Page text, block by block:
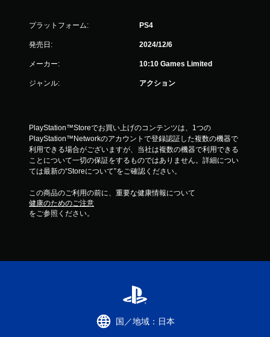
プラットフォーム: PS4
発売日: 2024/12/6
メーカー: 10:10 Games Limited
ジャンル: アクション
PlayStation™Storeでお買い上げのコンテンツは、1つの
PlayStation™Networkのアカウントで登録認証した複数の機器で
利用できる場合がございますが、当社は複数の機器で利用できる
ことについて一切の保証をするものではありません。詳細につい
ては最新の“Storeについて”をご確認ください。
この商品のご利用の前に、重要な健康情報について
健康のためのご注意
をご参照ください。
国／地域：日本